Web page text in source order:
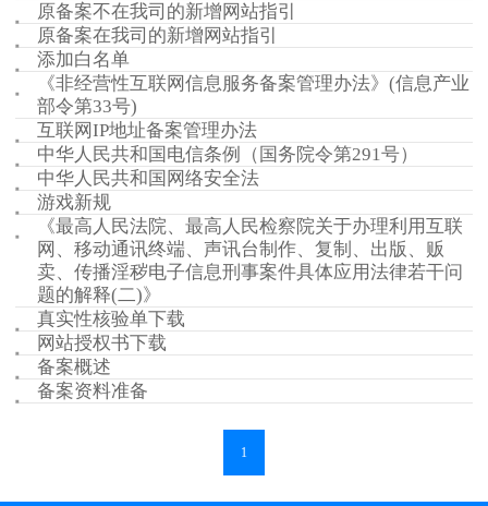
原备案不在我司的新增网站指引
原备案在我司的新增网站指引
添加白名单
《非经营性互联网信息服务备案管理办法》(信息产业
部令第33号)
互联网IP地址备案管理办法
中华人民共和国电信条例（国务院令第291号）
中华人民共和国网络安全法
游戏新规
《最高人民法院、最高人民检察院关于办理利用互联
网、移动通讯终端、声讯台制作、复制、出版、贩
卖、传播淫秽电子信息刑事案件具体应用法律若干问
题的解释(二)》
真实性核验单下载
网站授权书下载
备案概述
备案资料准备
1